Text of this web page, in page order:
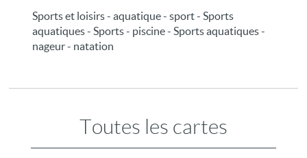
Sports et loisirs - aquatique - sport - Sports
aquatiques - Sports - piscine - Sports aquatiques -
nageur - natation
Toutes les cartes